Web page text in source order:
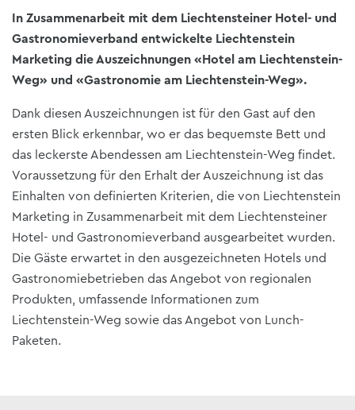
In Zusammenarbeit mit dem Liechtensteiner Hotel- und
Gastronomieverband entwickelte Liechtenstein
Marketing die Auszeichnungen «Hotel am Liechtenstein-
Weg» und «Gastronomie am Liechtenstein-Weg».
Dank diesen Auszeichnungen ist für den Gast auf den
ersten Blick erkennbar, wo er das bequemste Bett und
das leckerste Abendessen am Liechtenstein-Weg findet.
Voraussetzung für den Erhalt der Auszeichnung ist das
Einhalten von definierten Kriterien, die von Liechtenstein
Marketing in Zusammenarbeit mit dem Liechtensteiner
Hotel- und Gastronomieverband ausgearbeitet wurden.
Die Gäste erwartet in den ausgezeichneten Hotels und
Gastronomiebetrieben das Angebot von regionalen
Produkten, umfassende Informationen zum
Liechtenstein-Weg sowie das Angebot von Lunch-
Paketen.